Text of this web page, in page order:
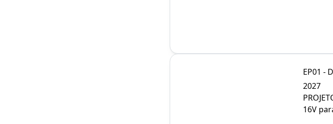
EP01 -
2027
16V